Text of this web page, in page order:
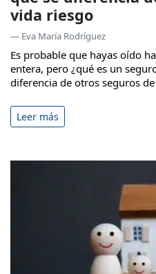
vida riesgo
— Eva María Rodríguez
Es probable que hayas oído
entera, pero ¿qué es un
diferencia de otros seguros
Leer más